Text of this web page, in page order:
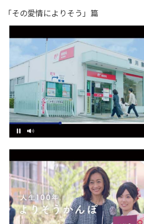
きっかけ・できごとから探す
マイページでできること
新規登録
ログイン
ご契約内容の確認
お客さまに関する情報等の確認
養老保険
定期保険
学資保険
長寿支援保険
お見積りシミュレーション
資料請求
保険の探し方のポイント
保険かんたん診断
これからのライフイベントでか
法人のお客さま向け商品一覧
お役立ち情報
かんぽ生命の団体取扱い
法人向け資料請求
お問い合わせ先
かんぽのLifeサポートナビ
保険
医療
お金
子育て
ライフプラン
健康情報
かんぽ生命について
ご挨拶
経営理念・経営戦略
会社概要
財務情報
株主・投資家のみなさまへ
日本郵政グループとしての取り
採用情報
CM・オウンドメディア／ソーシ
よくあるご質問
お問い合わせ
サステナビリティ
株主・投資家のみなさまへ
English
「その愛情によりそう」篇